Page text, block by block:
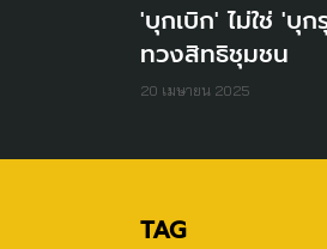
'บุกเบิก' ไม่ใช่ 'บุ
ทวงสิทธิชุมชน
20 เมษายน 2025
TAG